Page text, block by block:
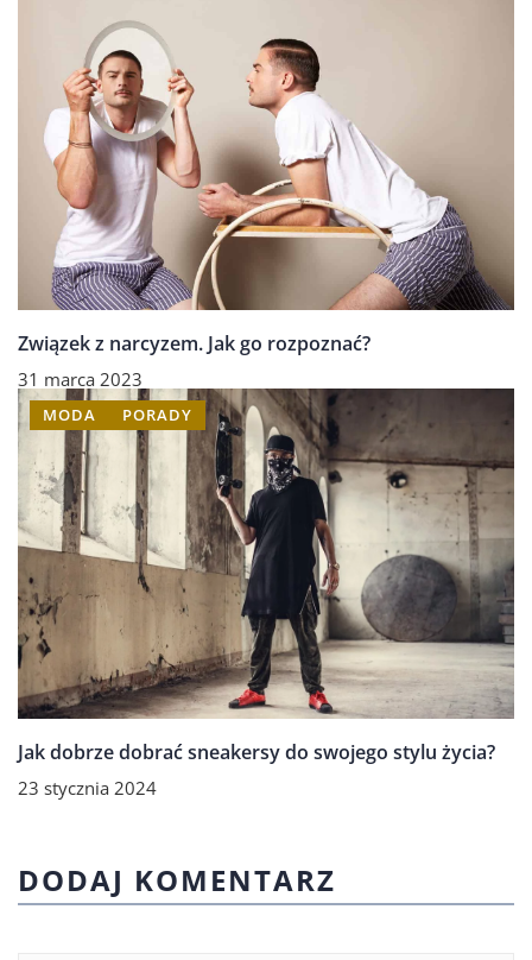
Związek z narcyzem. Jak go rozpoznać?
31 marca 2023
MODA PORADY
Jak dobrze dobrać sneakersy do swojego stylu życia?
23 stycznia 2024
DODAJ KOMENTARZ